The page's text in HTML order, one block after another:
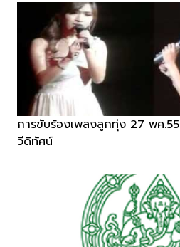
การขับร้องเพลงลูกทุ่ง 27 พค.55
วีดิทัศน์